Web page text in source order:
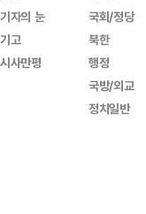
기자의 눈
기고
시사만평
국회/정당
북한
행정
국방/외교
정치일반